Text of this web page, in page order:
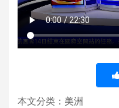
本文分类： 美洲